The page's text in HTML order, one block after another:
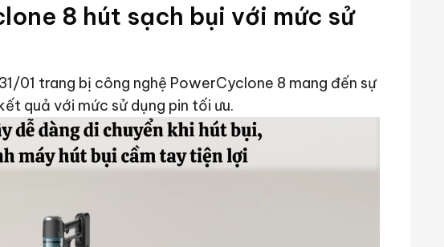
8 hút sạch bụi với mức sử
01 trang bị công nghệ PowerCyclone 8 mang đến sự
quả với mức sử dụng pin tối ưu.